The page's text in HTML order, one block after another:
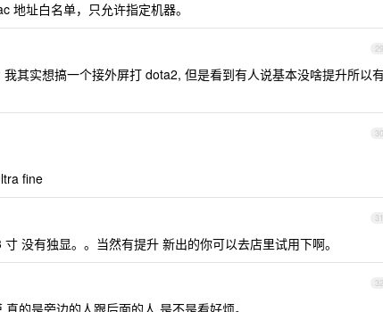
地址白名单，只允许指定机器。
29
其实想搞一个接外屏打 dota2, 但是看到有人说基本没啥提升所以
30
fine
31
没有独显。。当然有提升 新出的你可以去店里试用下啊。
32
的是旁边的人跟后面的人 是不是看好烦。